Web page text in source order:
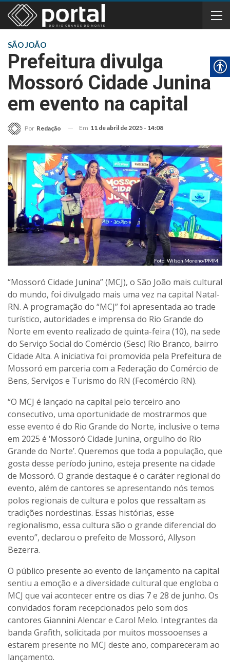
SÃO JOÃO
Prefeitura divulga
Mossoró Cidade Junina
em evento na capital
Por Redação Em 11 de abril de 2025 - 14:08
Foto: Wilson Moreno/PMM
“Mossoró Cidade Junina” (MCJ), o São João mais cultural
do mundo, foi divulgado mais uma vez na capital Natal-
RN. A programação do “MCJ” foi apresentada ao trade
turístico, autoridades e imprensa do Rio Grande do
Norte em evento realizado de quinta-feira (10), na sede
do Serviço Social do Comércio (Sesc) Rio Branco, bairro
Cidade Alta. A iniciativa foi promovida pela Prefeitura de
Mossoró em parceria com a Federação do Comércio de
Bens, Serviços e Turismo do RN (Fecomércio RN).
“O MCJ é lançado na capital pelo terceiro ano
consecutivo, uma oportunidade de mostrarmos que
esse evento é do Rio Grande do Norte, inclusive o tema
em 2025 é ‘Mossoró Cidade Junina, orgulho do Rio
Grande do Norte’. Queremos que toda a população, que
gosta desse período junino, esteja presente na cidade
de Mossoró. O grande destaque é o caráter regional do
evento, além de cantores se apresentando nós temos
polos regionais de cultura e polos que ressaltam as
tradições nordestinas. Essas histórias, esse
regionalismo, essa cultura são o grande diferencial do
evento”, declarou o prefeito de Mossoró, Allyson
Bezerra.
O público presente ao evento de lançamento na capital
sentiu a emoção e a diversidade cultural que engloba o
MCJ que vai acontecer entre os dias 7 e 28 de junho. Os
convidados foram recepcionados pelo som dos
cantores Giannini Alencar e Carol Melo. Integrantes da
banda Grafith, solicitada por muitos mossooenses a
estarem presente no MCJ deste ano, compareceram ao
lançamento.